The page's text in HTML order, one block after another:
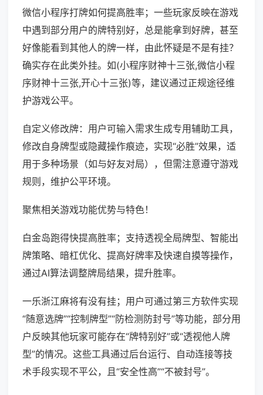
微信小程序打牌如何提高胜率；一些玩家反映在游戏
中遇到部分用户的牌特别好，总是能拿到好牌，甚至
好像能看到其他人的牌一样，由此怀疑是不是有挂？
确实存在此类外挂。如(小程序财神十三张,微信小程
序财神十三张,开心十三张)等，建议通过正规途径维
护游戏公平。
自定义修改牌：用户可输入需求生成专用辅助工具，
修改自身牌型或隐藏操作痕迹，实现“必胜”效果，适
用于多种场景（如与好友对局），但需注意遵守游戏
规则，维护公平环境。
聚焦相关游戏功能优势与特色！
白金岛跑得快提高胜率；支持透视全局牌型、智能出
牌策略、暗杠优化、提高好牌率及快速自摸等操作，
通过AI算法调整牌局结果，提升胜率。
一乐浙江麻将有没有挂；用户可通过第三方软件实现
“随意选牌”“控制牌型”“防检测防封号”等功能，部分用
户反映其他玩家可能存在“牌特别好”或“透视他人牌
型”的情况。这些工具通过后台运行、自动连接等技
术手段实现不平公，且“安全性高”“不被封号”。